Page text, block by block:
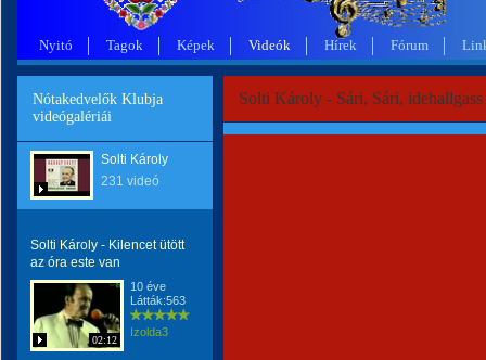
Nyitó Tagok Képek Videók Hírek Fórum
Nótakedvelők Klubja
videógalériái
Solti Károly
231 videó
Solti Károly - Kilencet ütött
az óra este van
02:12
10 éve
Látták:563
Izolda3
Solti Károly - Sári, Sári, idehallgass